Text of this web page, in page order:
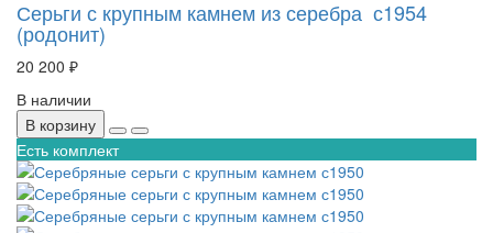
Серьги с крупным камнем из серебра с1954
(родонит)
20 200 ₽
В наличии
В корзину
Есть комплект